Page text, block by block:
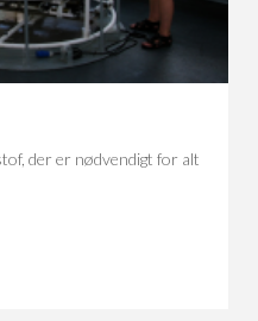
der er nødvendigt for alt